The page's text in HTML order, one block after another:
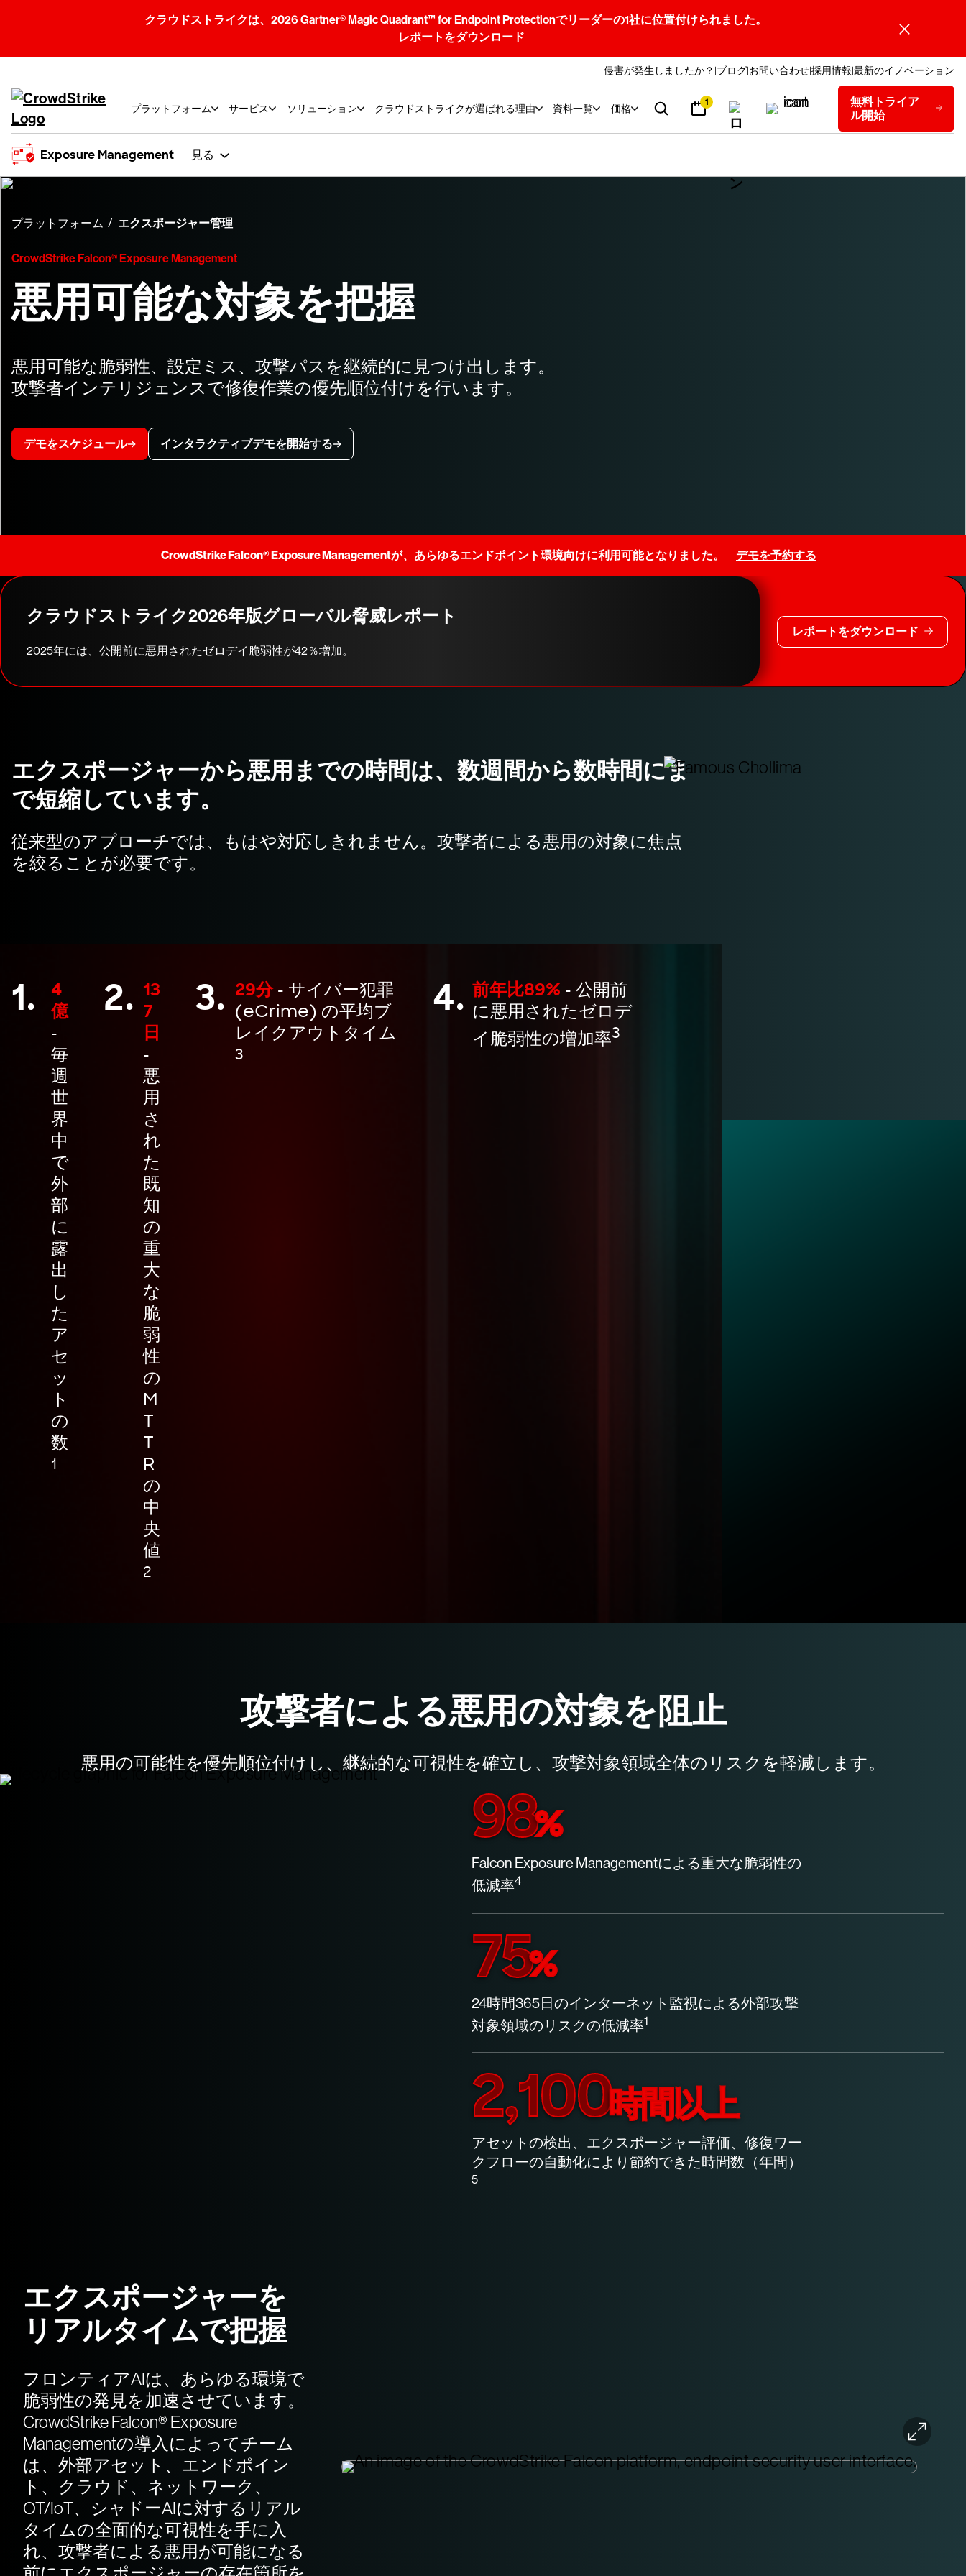
クラウドストライクは、2026 Gartner® Magic Quadrant™ for Endpoint Protectionでリーダーの1社に位置付けられました。
レポートをダウンロード
侵害が発生しましたか？ ブログ お問い合わせ採用情報 最新のイノベーション
プラットフォーム サービス ソリューション クラウドストライクが選ばれる理由 資料一覧 価格 1
無料トライア
ル開始
Exposure Management 見る
プラットフォーム エクスポージャー管理
CrowdStrike Falcon® Exposure Management
悪用可能な対象を把握
悪用可能な脆弱性、設定ミス、攻撃パスを継続的に見つけ出します。
攻撃者インテリジェンスで修復作業の優先順位付けを行います。
デモをスケジュール インタラクティブデモを開始する
CrowdStrike Falcon® Exposure Managementが、あらゆるエンドポイント環境向けに利用可能となりました。 デモを予約する
クラウドストライク2026年版グローバル脅威レポート
2025年には、公開前に悪用されたゼロデイ脆弱性が42％増加。
レポートをダウンロード
エクスポージャーから悪用までの時間は、数週間から数時間にま
で短縮しています。
従来型のアプローチでは、もはや対応しきれません。攻撃者による悪用の対象に焦点
を絞ることが必要です。
1.
4
億
-
毎
週
世
界
中
で
外
部
に
露
出
し
た
ア
セ
ッ
ト
の
数
1
2. 13
7
日
-
悪
用
さ
れ
た
既
知
の
重
大
な
脆
弱
性
の
M
T
T
R
の
中
央
値
2
3. 29分- サイバー犯罪
(eCrime) の平均ブ
レイクアウトタイム
3
4. 前年比89% - 公開前
に悪用されたゼロデ
イ脆弱性の増加率3
攻撃者による悪用の対象を阻止
悪用の可能性を優先順位付けし、継続的な可視性を確立し、攻撃対象領域全体のリスクを軽減します。
98%
Falcon Exposure Managementによる重大な脆弱性の
低減率4
75%
24時間365日のインターネット監視による外部攻撃
対象領域のリスクの低減率1
2,100時間以上
アセットの検出、エクスポージャー評価、修復ワー
クフローの自動化により節約できた時間数（年間）
5
エクスポージャーを
リアルタイムで把握
フロンティアAIは、あらゆる環境で
脆弱性の発見を加速させています。
CrowdStrike Falcon® Exposure
Managementの導入によってチーム
は、外部アセット、エンドポイン
ト、クラウド、ネットワーク、
OT/IoT、シャドーAIに対するリアル
タイムの全面的な可視性を手に入
れ、攻撃者による悪用が可能になる